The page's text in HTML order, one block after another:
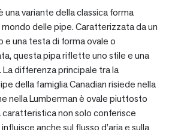
una variante della classica forma
mondo delle pipe. Caratterizzata da un
una testa di forma ovale o
questa pipa riflette uno stile e una
differenza principale tra la
della famiglia Canadian risiede nella
nella Lumberman è ovale piuttosto
non solo conferisce
anche sul flusso d’aria e sulla